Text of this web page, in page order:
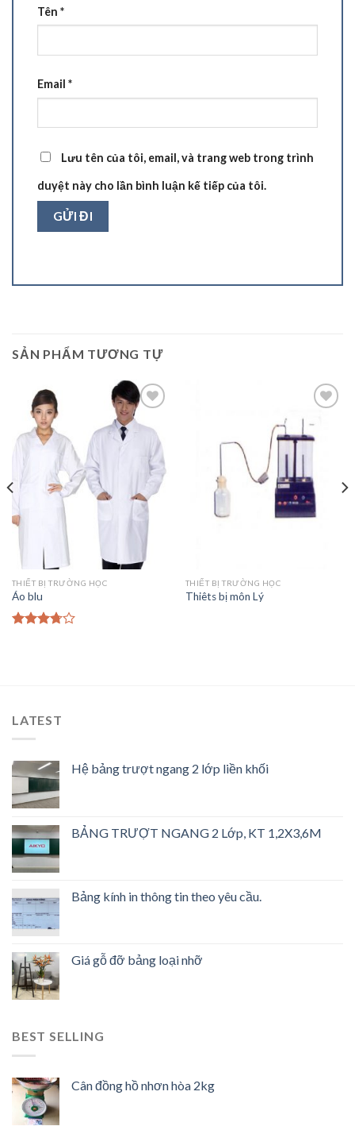
Tên *
Email *
Lưu tên của tôi, email, và trang web trong trình
duyệt này cho lần bình luận kế tiếp của tôi.
SẢN PHẨM TƯƠNG TỰ
Add to
Wishlist
THIẾT BỊ TRƯỜNG HỌC
Áo blu
Wishlist
THIẾT BỊ TRƯỜNG HỌC
Thiêts bị môn Lý
LATEST
Hệ bảng trượt ngang 2 lớp liền khối
BẢNG TRƯỢT NGANG 2 Lớp, KT 1,2X3,6M
Bảng kính in thông tin theo yêu cầu.
Giá gỗ đỡ bảng loại nhỡ
BEST SELLING
Cân đồng hồ nhơn hòa 2kg